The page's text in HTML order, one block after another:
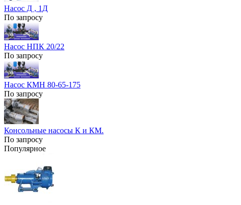
Насос Д , 1Д
По запросу
Насос НПК 20/22
По запросу
Насос КМН 80-65-175
По запросу
Консольные насосы К и КМ.
По запросу
Популярное